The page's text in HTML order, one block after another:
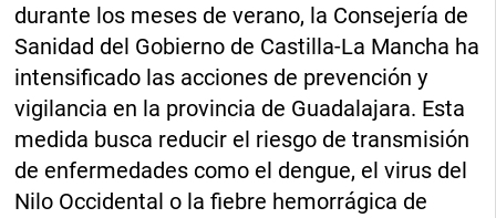
durante los meses de verano, la Consejería de
Sanidad del Gobierno de Castilla-La Mancha ha
intensificado las acciones de prevención y
vigilancia en la provincia de Guadalajara. Esta
medida busca reducir el riesgo de transmisión
de enfermedades como el dengue, el virus del
Nilo Occidental o la fiebre hemorrágica de